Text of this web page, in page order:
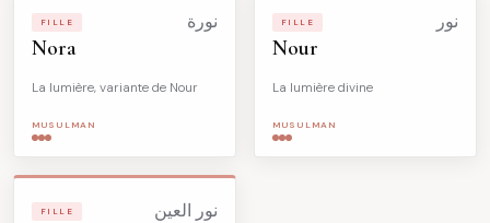
FILLE نورة
Nora
La lumière, variante de Nour
MUSULMAN
FILLE نور
Nour
La lumière divine
MUSULMAN
FILLE نور العين